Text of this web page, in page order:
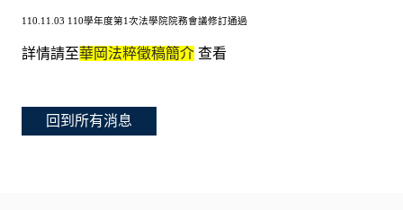
《華岡法粹》撤刊啟示
2025-07-09 09:46:06
110.11.03 110學年度第1 次法學院院務會議修訂通過
詳情請至華岡法粹徵稿簡介 查看
回到所有消息